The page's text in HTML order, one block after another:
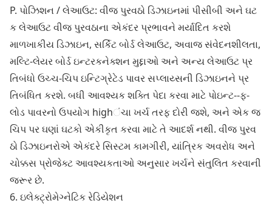
P. પોઝિશન / લેઆઉટ: વીજ પુરવઠો ડિઝાઇનમાં પીસીબી અને ઘટ
ક લેઆઉટ વીજ પુરવઠાના એકંદર પ્રભાવને મર્યાદિત કરશે
માળખાકીય ડિઝાઇન, સર્કિટ બોર્ડ લેઆઉટ, અવાજ સંવેદનશીલતા,
મલ્ટિ-લેયર બોર્ડ ઇન્ટરકનેક્શન મુદ્દાઓ અને અન્ય લેઆઉટ પ્ર
તિબંધો ઉચ્ચ-ચિપ ઇન્ટિગ્રેટેડ પાવર સપ્લાય્સની ડિઝાઇનને પ્ર
તિબંધિત કરશે. બધી આવશ્યક શક્તિ પેદા કરવા માટે પોઇન્ટ--ફ-
લોડ પાવરનો ઉપયોગ highંચા ખર્ચ તરફ દોરી જશે, અને એક જ
ચિપ પર ઘણાં ઘટકો એકીકૃત કરવા માટે તે આદર્શ નથી. વીજ પુરવ
ઠો ડિઝાઇનરોએ એકંદરે સિસ્ટમ કામગીરી, યાંત્રિક અવરોધ અને
ચોક્કસ પ્રોજેક્ટ આવશ્યકતાઓ અનુસાર ખર્ચને સંતુલિત કરવાની
જરૂર છે.
6. ઇલેક્ટ્રોમેગ્નેટિક રેડિયેશન